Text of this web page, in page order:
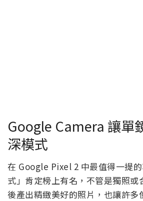
Google Camera 讓單
深模式
在 Google Pixel 2 中最值得一提
式」肯定榜上有名，不管是獨照或
後產出精緻美好的照片，也讓許多